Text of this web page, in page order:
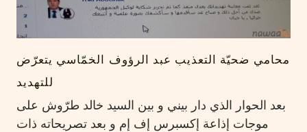
محامي ضحيّة التعذيب عبد الرؤوف الخمّاسي يتعرّض
للتهديد
بعد الحوار الذي دار بيني و بين السيد خالد طرّوش على
موجات إذاعة إكسبرس إف إم و بعد تصريحاته ذات